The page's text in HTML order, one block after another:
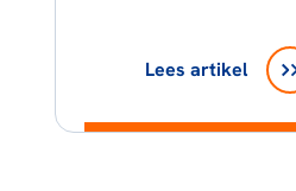
Lees artikel